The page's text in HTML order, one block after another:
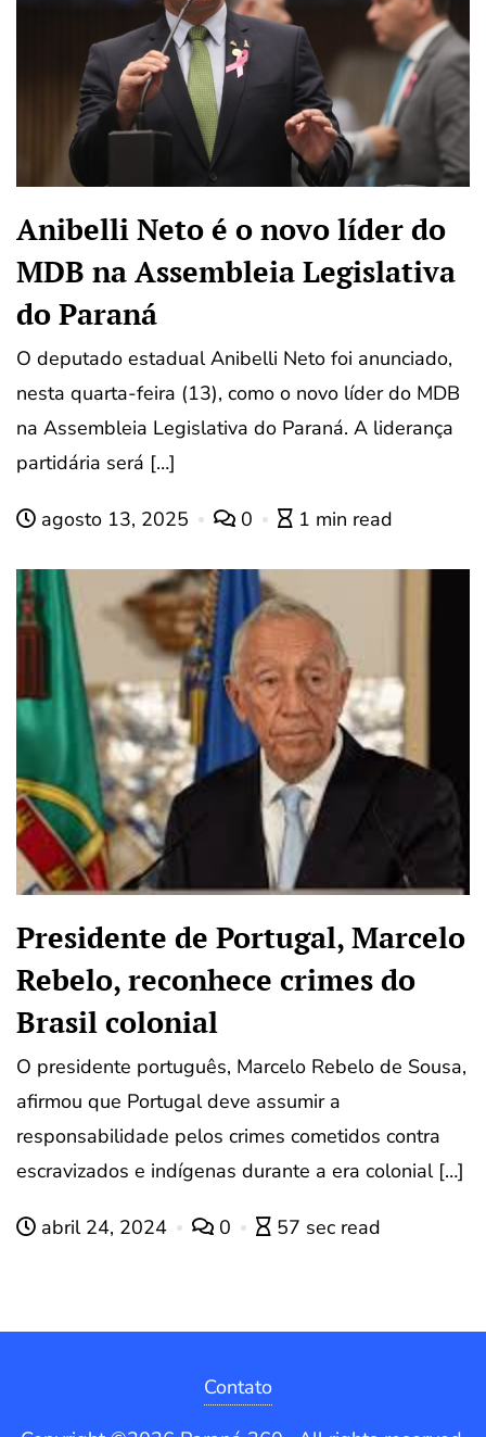
Anibelli Neto é o novo líder do
MDB na Assembleia Legislativa
do Paraná
O deputado estadual Anibelli Neto foi anunciado,
nesta quarta-feira (13), como o novo líder do MDB
na Assembleia Legislativa do Paraná. A liderança
partidária será […]
agosto 13, 2025 0 1 min read
Presidente de Portugal, Marcelo
Rebelo, reconhece crimes do
Brasil colonial
O presidente português, Marcelo Rebelo de Sousa,
afirmou que Portugal deve assumir a
responsabilidade pelos crimes cometidos contra
escravizados e indígenas durante a era colonial […]
abril 24, 2024 0 57 sec read
Contato